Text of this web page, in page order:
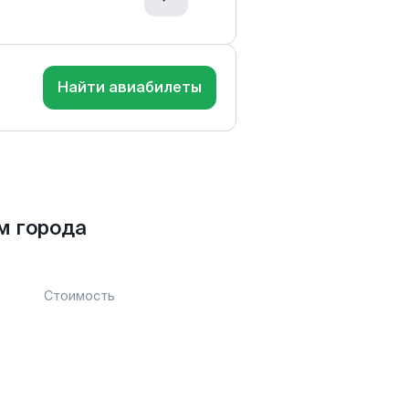
Найти авиабилеты
города
Стоимость